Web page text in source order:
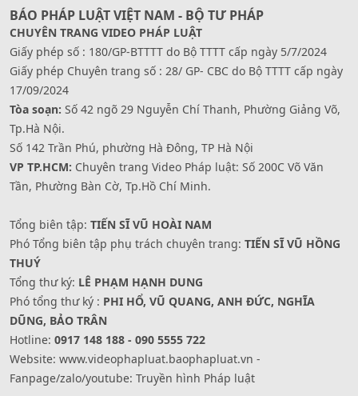
BÁO PHÁP LUẬT VIỆT NAM - BỘ TƯ PHÁP
CHUYÊN TRANG VIDEO PHÁP LUẬT
Giấy phép số : 180/GP-BTTTT do Bộ TTTT cấp ngày 5/7/2024
Giấy phép Chuyên trang số : 28/ GP- CBC do Bộ TTTT cấp ngày
17/09/2024
Tòa soạn: Số 42 ngõ 29 Nguyễn Chí Thanh, Phường Giảng Võ,
Tp.Hà Nội.
Số 142 Trần Phú, phường Hà Đông, TP Hà Nội
VP TP.HCM: Chuyên trang Video Pháp luật: Số 200C Võ Văn
Tần, Phường Bàn Cờ, Tp.Hồ Chí Minh.
Tổng biên tập: TIẾN SĨ VŨ HOÀI NAM
Phó Tổng biên tập phụ trách chuyên trang: TIẾN SĨ VŨ HỒNG
THUÝ
Tổng thư ký: LÊ PHẠM HẠNH DUNG
Phó tổng thư ký : PHI HỔ, VŨ QUANG, ANH ĐỨC, NGHĨA
DŨNG, BẢO TRÂN
Hotline: 0917 148 188 - 090 5555 722
Website: www.videophapluat.baophapluat.vn -
Fanpage/zalo/youtube: Truyền hình Pháp luật